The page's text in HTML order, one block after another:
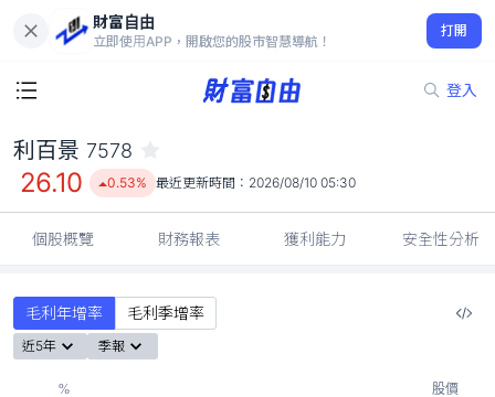
財富自由
立即使用APP，開啟您的股市智慧導航！
打開
登入
26.10
0.53%
利百景 7578
26.10 0.53% 最近更新時間： 2026/08/10 05:30
個股概覽 財務報表 獲利能力 安全性分析
毛利年增率 毛利季增率
近5年 季報